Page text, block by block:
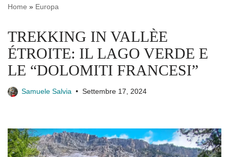
Home » Europa
TREKKING IN VALLÈE
ÉTROITE: IL LAGO VERDE E
LE “DOLOMITI FRANCESI”
Samuele Salvia Settembre 17, 2024